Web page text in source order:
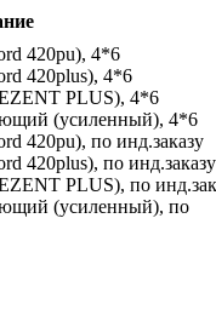
420pu), 4*6
420plus), 4*6
PLUS), 4*6
(усиленный), 4*6
420pu), по инд.заказу
420plus), по инд.заказу
PLUS), по
(усиленный), по